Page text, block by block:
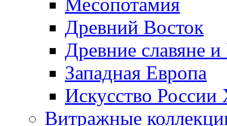
Древний Восток
Древние славяне и
Западная Европа
Искусство
Витражные